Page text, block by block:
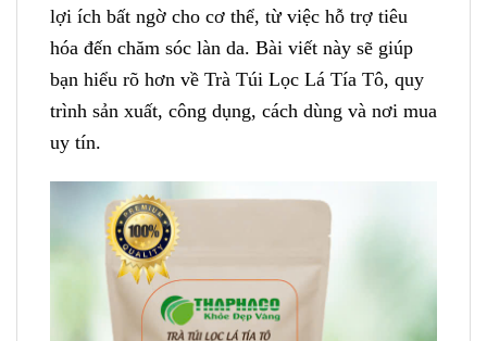
lợi ích bất ngờ cho cơ thể, từ việc hỗ trợ tiêu
hóa đến chăm sóc làn da. Bài viết này sẽ giúp
bạn hiểu rõ hơn về Trà Túi Lọc Lá Tía Tô, quy
trình sản xuất, công dụng, cách dùng và nơi mua
uy tín.